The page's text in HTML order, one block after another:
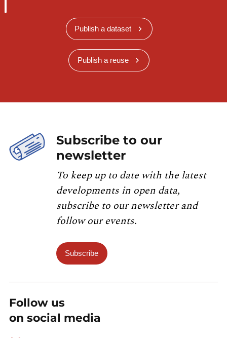
Publish a dataset
Publish a reuse
Subscribe to our
newsletter
To keep up to date with the latest
developments in open data,
subscribe to our newsletter and
follow our events.
Subscribe
Follow us
on social media